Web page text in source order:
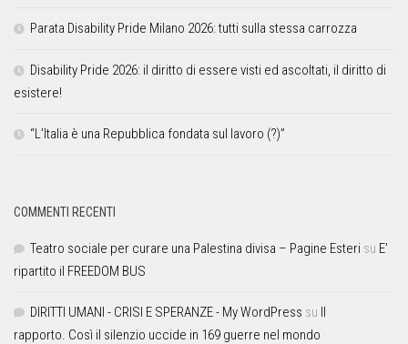
Parata Disability Pride Milano 2026: tutti sulla stessa carrozza
Disability Pride 2026: il diritto di essere visti ed ascoltati, il diritto di
esistere!
“L’Italia è una Repubblica fondata sul lavoro (?)”
COMMENTI RECENTI
Teatro sociale per curare una Palestina divisa – Pagine Esteri su E’
ripartito il FREEDOM BUS
DIRITTI UMANI - CRISI E SPERANZE - My WordPress su Il
rapporto. Così il silenzio uccide in 169 guerre nel mondo